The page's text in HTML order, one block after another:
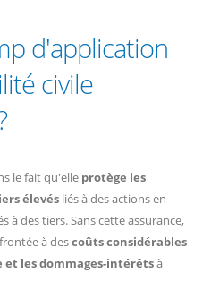
d'application
civile
le fait qu'elle protège les
élevés liés à des actions en
à des tiers. Sans cette assurance,
à descoûts considérables
et les dommages-intérêtsà